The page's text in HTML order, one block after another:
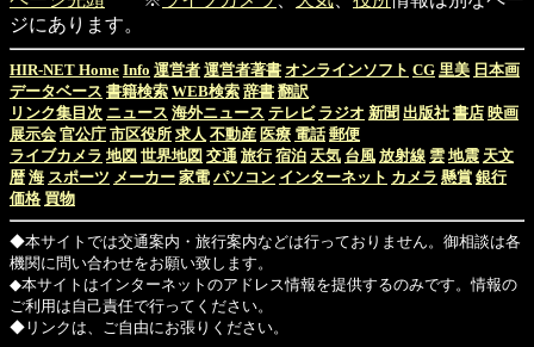
ジにあります。
HIR-NET Home Info 運営者 運営者著書 オンラインソフト CG 里美 日本画
データベース 書籍検索 WEB検索 辞書 翻訳
リンク集目次 ニュース 海外ニュース テレビ ラジオ 新聞 出版社 書店 映画
展示会 官公庁 市区役所 求人 不動産 医療 電話 郵便
ライブカメラ 地図 世界地図 交通 旅行 宿泊 天気 台風 放射線 雲 地震 天文
暦 海 スポーツ メーカー 家電 パソコン インターネット カメラ 懸賞 銀行
価格 買物
◆本サイトでは交通案内・旅行案内などは行っておりません。御相談は各
機関に問い合わせをお願い致します。
◆本サイトはインターネットのアドレス情報を提供するのみです。情報の
ご利用は自己責任で行ってください。
◆リンクは、ご自由にお張りください。